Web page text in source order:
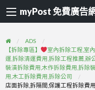
myPost 免費廣告
ADS
【拆除專區】
室內拆除工程,室
運,拆除清運費用,拆除工程推薦,辦
裝潢拆除費用,木作拆除費用,拆除
用,木工拆除費用,拆除公司
店面拆除,拆隔間,保護工程拆除費